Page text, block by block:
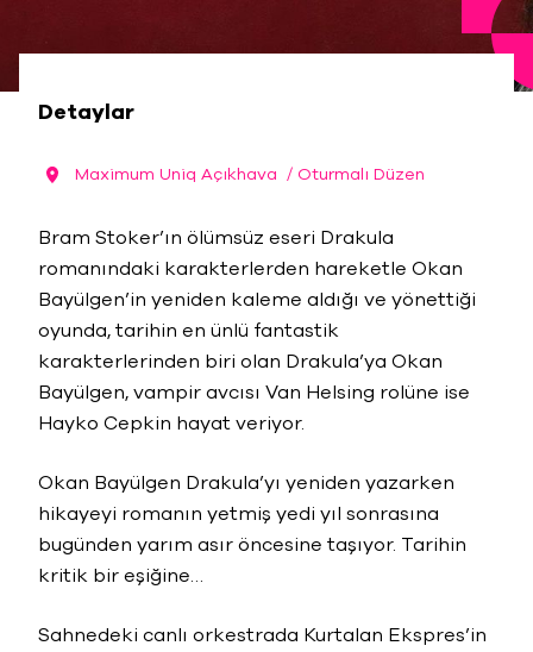
Detaylar
Maximum Uniq Açıkhava / Oturmalı Düzen
Bram Stoker’ın ölümsüz eseri Drakula
romanındaki karakterlerden hareketle Okan
Bayülgen’in yeniden kaleme aldığı ve yönettiği
oyunda, tarihin en ünlü fantastik
karakterlerinden biri olan Drakula’ya Okan
Bayülgen, vampir avcısı Van Helsing rolüne ise
Hayko Cepkin hayat veriyor.
Okan Bayülgen Drakula’yı yeniden yazarken
hikayeyi romanın yetmiş yedi yıl sonrasına
bugünden yarım asır öncesine taşıyor. Tarihin
kritik bir eşiğine…
Sahnedeki canlı orkestrada Kurtalan Ekspres’in